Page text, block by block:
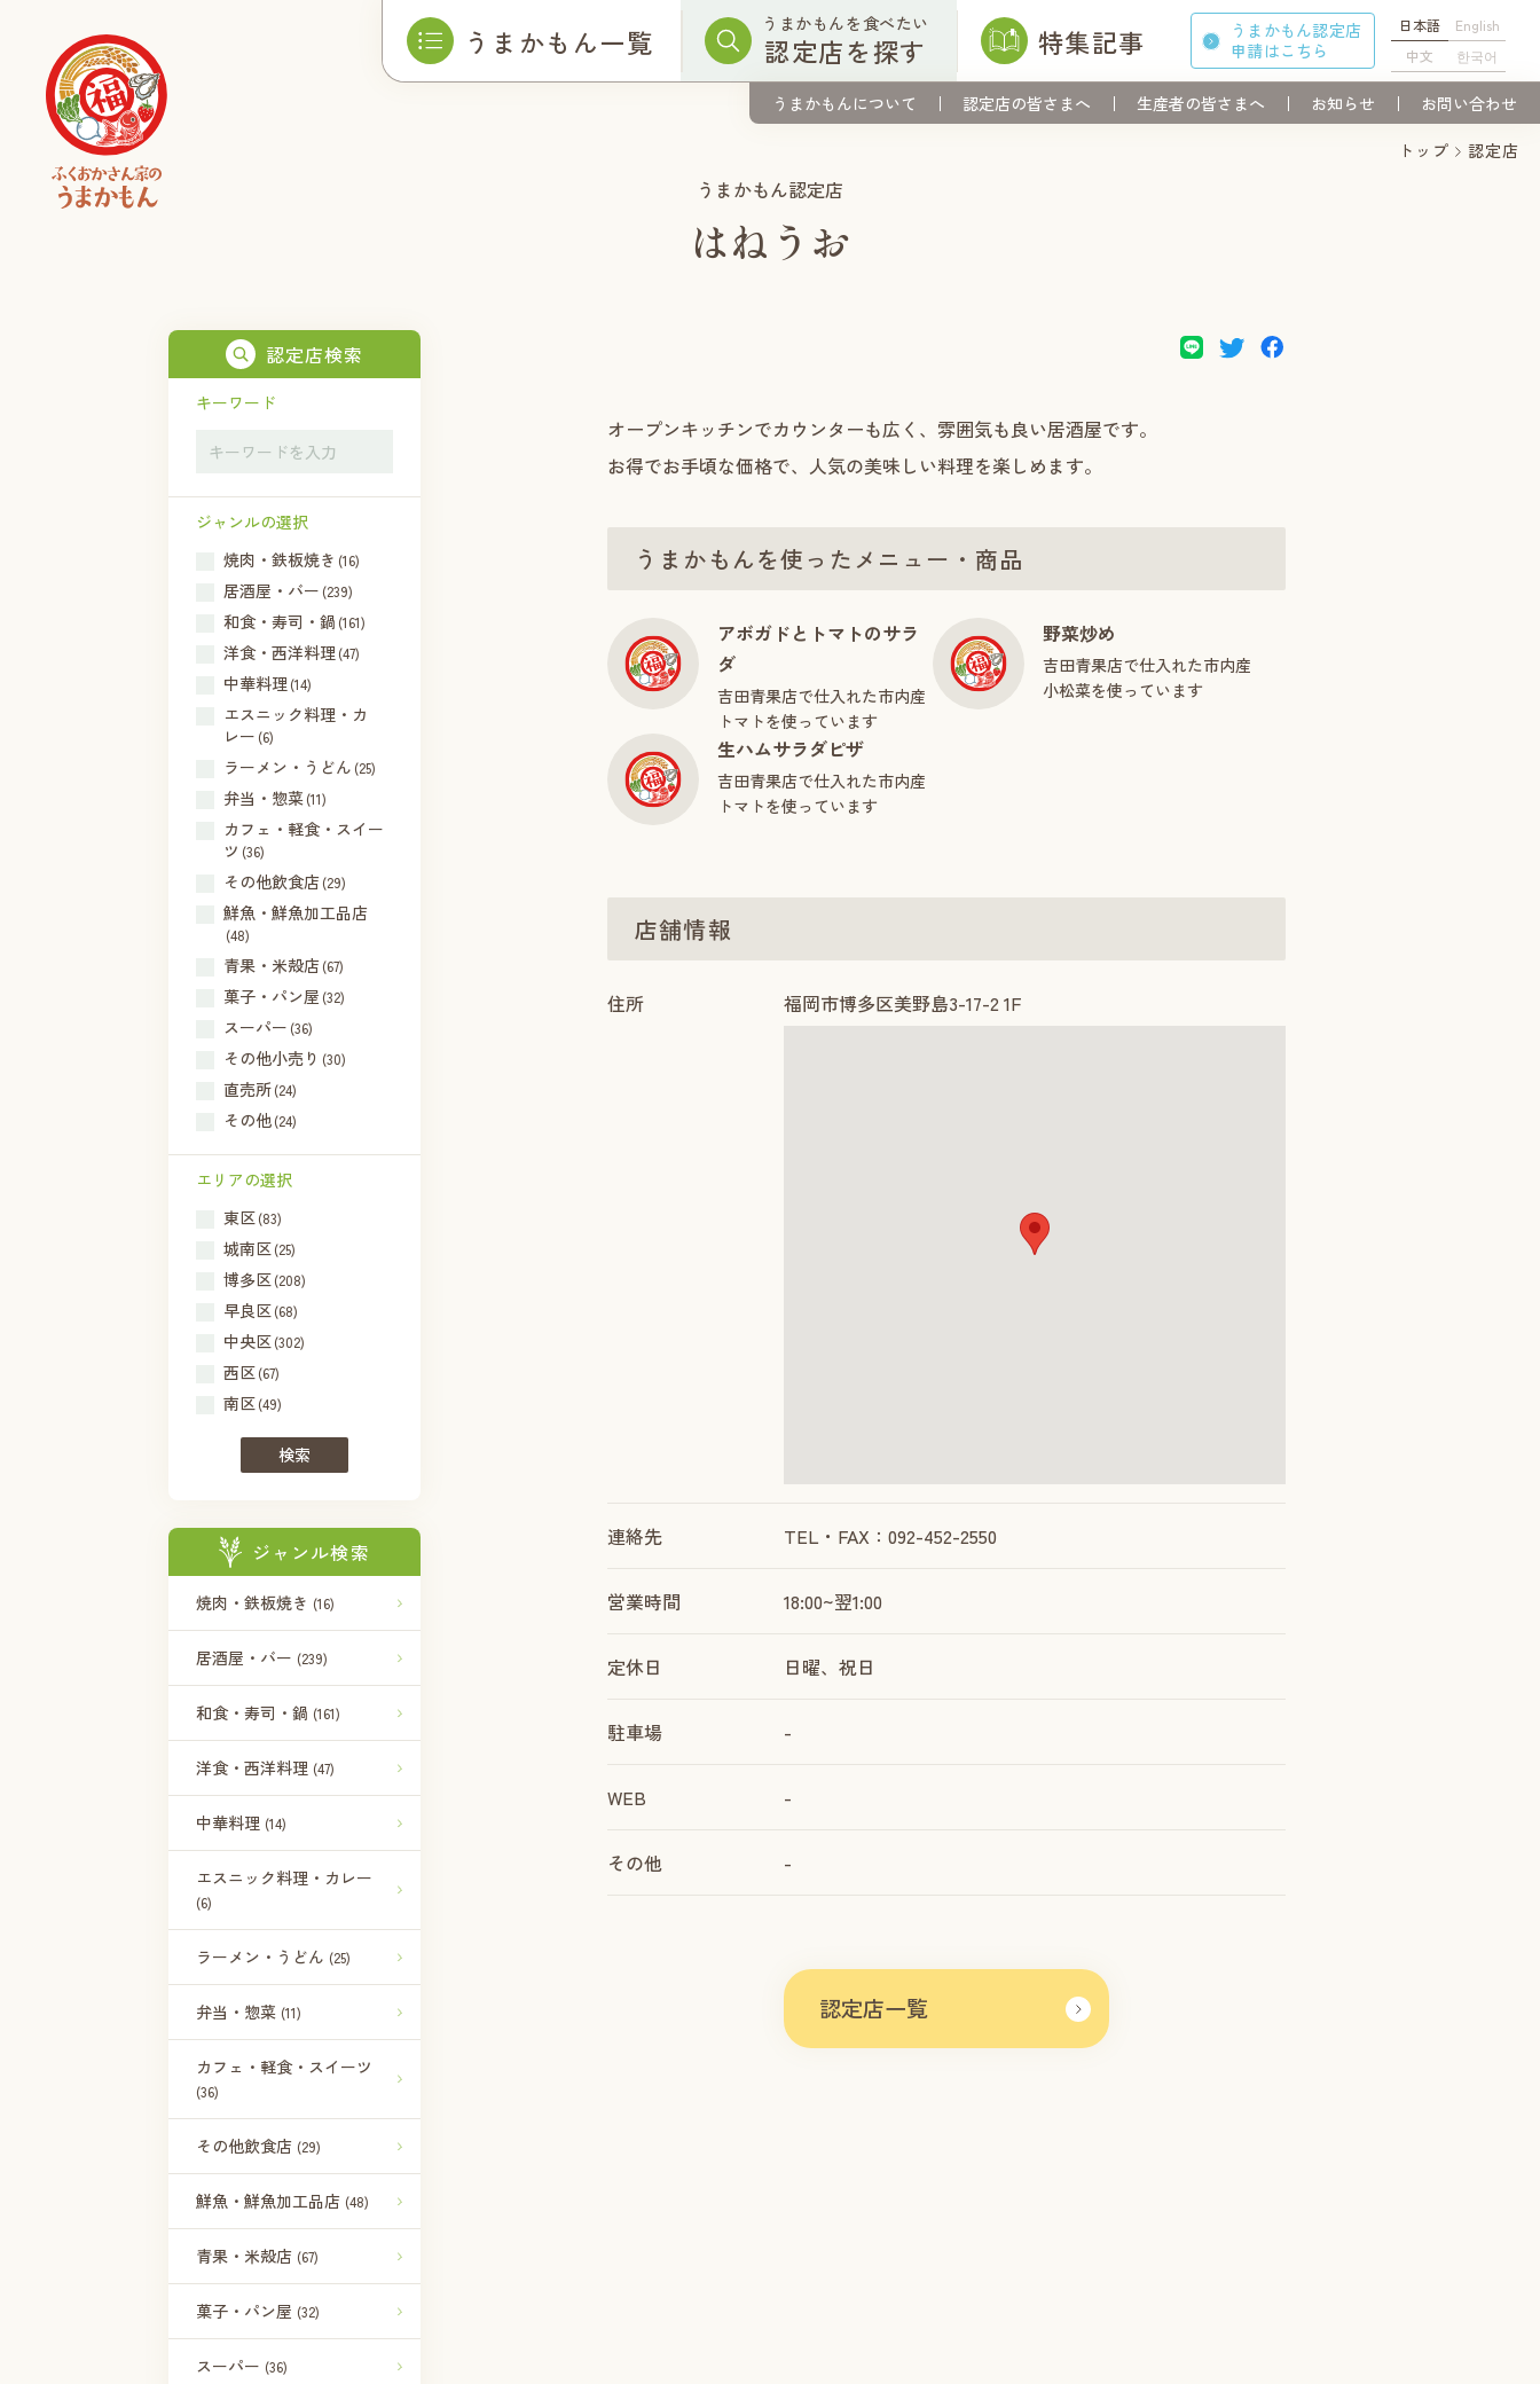
うまかもん一覧 うまかもんを食べたい
認定店を探す 特集記事
うまかもん認定店
申請はこちら
日本語
English
中文
한국어
うまかもんについて 認定店の皆さまへ 生産者の皆さまへ お知らせ お問い合わせ
トップ 認定店
うまかもん認定店
はねうお
認定店検索
キーワード
ジャンルの選択
焼肉・鉄板焼き (16)
居酒屋・バー (239)
和食・寿司・鍋 (161)
洋食・西洋料理 (47)
中華料理 (14)
エスニック料理・カ
レー (6)
ラーメン・うどん (25)
弁当・惣菜(11)
カフェ・軽食・スイー
ツ (36)
その他飲食店(29)
鮮魚・鮮魚加工品店
(48)
青果・米殻店(67)
菓子・パン屋 (32)
スーパー (36)
その他小売り (30)
直売所(24)
その他(24)
エリアの選択
東区(83)
城南区(25)
博多区(208)
早良区(68)
中央区(302)
西区(67)
南区(49)
検索
ジャンル検索
焼肉・鉄板焼き (16)
居酒屋・バー (239)
和食・寿司・鍋 (161)
洋食・西洋料理 (47)
中華料理 (14)
エスニック料理・カレー
(6)
ラーメン・うどん (25)
弁当・惣菜 (11)
カフェ・軽食・スイーツ
(36)
その他飲食店 (29)
鮮魚・鮮魚加工品店 (48)
青果・米殻店 (67)
菓子・パン屋 (32)
スーパー (36)
オープンキッチンでカウンターも広く、雰囲気も良い居酒屋です。
お得でお手頃な価格で、人気の美味しい料理を楽しめます。
うまかもんを使ったメニュー・商品
アボガドとトマトのサラ
ダ
吉田青果店で仕入れた市内産
トマトを使っています
野菜炒め
吉田青果店で仕入れた市内産
小松菜を使っています
生ハムサラダピザ
吉田青果店で仕入れた市内産
トマトを使っています
店舗情報
住所 福岡市博多区美野島3-17-2 1F
連絡先 TEL・FAX：092-452-2550
営業時間 18:00~翌1:00
定休日 日曜、祝日
駐車場 -
WEB -
その他 -
認定店一覧